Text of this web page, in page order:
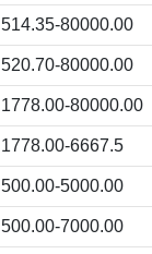
514.35-80000.00
520.70-80000.00
1778.00-80000.00
1778.00-6667.5
500.00-5000.00
500.00-7000.00